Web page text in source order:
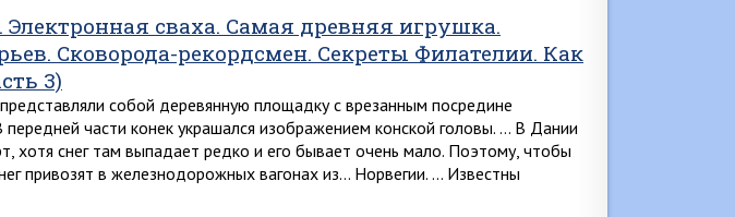
сваха. Самая древняя игрушка.
Сковорода-рекордсмен. Секреты Филателии. Как
3)
собой дере­вянную площадку с врезанным посредине
части конек украшался изо­бражением конской головы. … В Дании
хотя снег там выпадает редко и его бывает очень мало. Поэтому, чтобы
привозят в желез­нодорожных вагонах из… Норвегии. … Известны